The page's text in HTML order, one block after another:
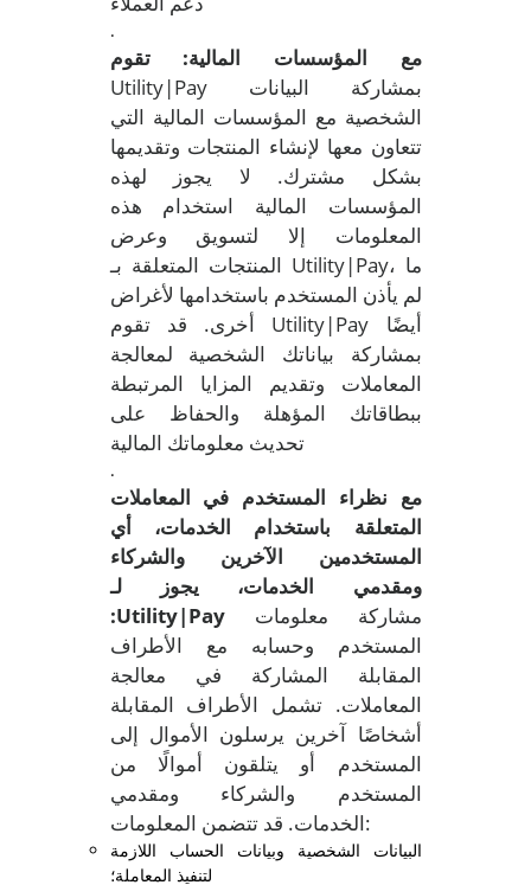
.
مع المؤسسات المالية: تقوم
Utility|Pay بمشاركة البيانات
الشخصية مع المؤسسات المالية التي
تتعاون معها لإنشاء المنتجات وتقديمها
بشكل مشترك. لا يجوز لهذه
المؤسسات المالية استخدام هذه
المعلومات إلا لتسويق وعرض
المنتجات المتعلقة بـ Utility|Pay، ما
لم يأذن المستخدم باستخدامها لأغراض
أخرى. قد تقوم Utility|Pay أيضًا
بمشاركة بياناتك الشخصية لمعالجة
المعاملات وتقديم المزايا المرتبطة
ببطاقاتك المؤهلة والحفاظ على
تحديث معلوماتك المالية
.
مع نظراء المستخدم في المعاملات
المتعلقة باستخدام الخدمات، أي
المستخدمين الآخرين والشركاء
ومقدمي الخدمات، يجوز لـ
:Utility|Payمشاركة معلومات
المستخدم وحسابه مع الأطراف
المقابلة المشاركة في معالجة
المعاملات. تشمل الأطراف المقابلة
أشخاصًا آخرين يرسلون الأموال إلى
المستخدم أو يتلقون أموالًا من
المستخدم والشركاء ومقدمي
الخدمات. قد تتضمن المعلومات:
البيانات الشخصية وبيانات الحساب اللازمة
لتنفيذ المعاملة؛